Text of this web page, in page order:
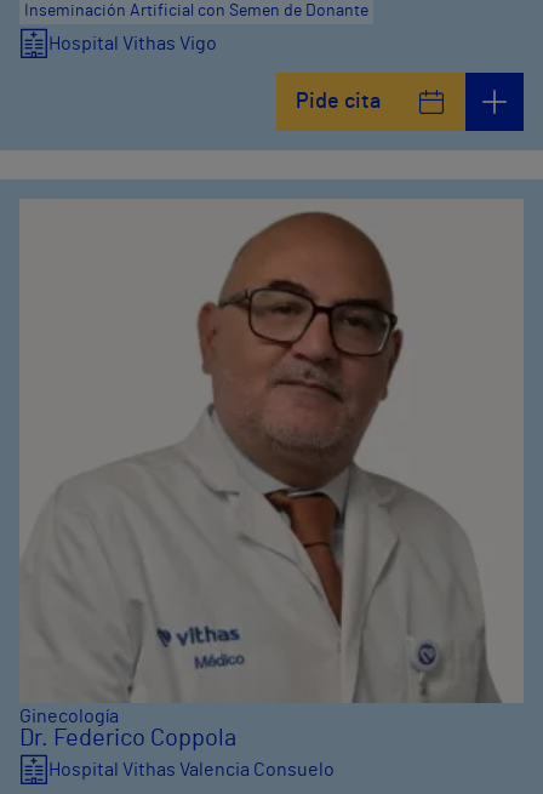
Inseminación Artificial con Semen de Donante
Hospital Vithas Vigo
Pide cita
Ginecología
Dr. Federico Coppola
Hospital Vithas Valencia Consuelo